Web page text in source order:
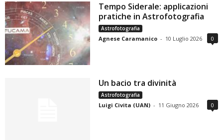
Tempo Siderale: applicazioni
pratiche in Astrofotografia
Astrofotografia
Agnese Caramanico - 10 Luglio 2026 0
Un bacio tra divinità
Astrofotografia
Luigi Civita (UAN) - 11 Giugno 2026 0